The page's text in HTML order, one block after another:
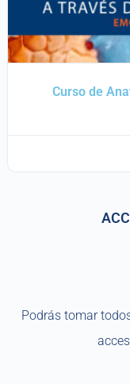
Curso de
Podrás tomar